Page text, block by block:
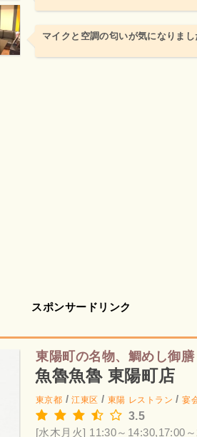
マイクと空調の匂いが気になりまし
スポンサードリンク
東陽町の名物、鯛めし御膳
魚魯魚魯 東陽町店
東京都 /江東区 / 東陽 レストラン /宴
3.5
[水木月火] 11:30～14:30,17:00